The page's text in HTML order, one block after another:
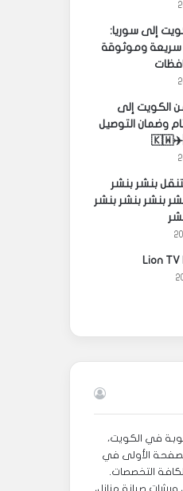
إلى سوريا:
وموثوقة
الكويت إلى
وضمان التوصيل
بنشر بنشر
بنشر بنشر بنشر
في الكويت،
الأولى في
التخصصات.
ورشات صيانة منازل،